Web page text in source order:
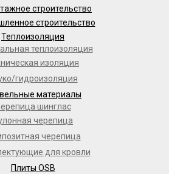
строительство
строительство
Теплоизоляция
теплоизоляция
изоляция
гидроизоляция
материалы
шинглас
черепица
черепица
для кровли
Плиты OSB